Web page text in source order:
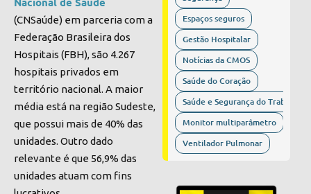
(CNSaúde) em parceria com a
Federação Brasileira dos
Hospitais (FBH), são 4.267
hospitais privados em
território nacional. A maior
média está na região Sudeste,
que possui mais de 40% das
unidades. Outro dado
relevante é que 56,9% das
unidades atuam com fins
Espaços seguros
Gestão Hospitalar
Notícias da CMOS
Saúde do Coração
Saúde e Segurança do Trabalho
Monitor multiparâmetro
Ventilador Pulmonar